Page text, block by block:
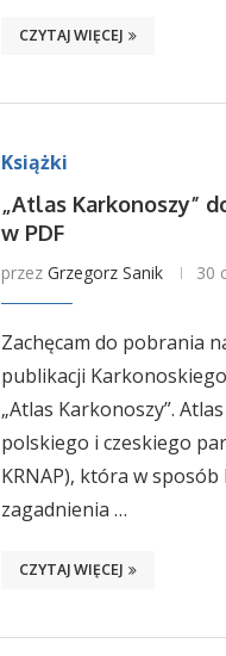
CZYTAJ WIĘCEJ
Książki
„Atlas Karkonoszy”
w PDF
przez Grzegorz Sanik 30
Zachęcam do pobrania
publikacji
„Atlas Karkonoszy”.
polskiego i czeskiego
KRNAP), która w
zagadnienia …
CZYTAJ WIĘCEJ